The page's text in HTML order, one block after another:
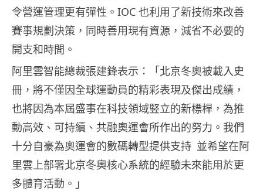
令營運管理更有彈性。IOC 也利用了新技術來改善
賽事規劃決策，同時善用現有資源，減省不必要的
開支和時間。
阿里雲智能總裁張建鋒表示：「北京冬奧被載入史
冊，將不僅因全球運動員的精彩表現及傑出成績，
也將因為本屆盛事在科技領域竪立的新標桿，為推
動高效、可持續、共融奧運會所作出的努力。我們
十分自豪為奧運會的數碼轉型提供支持 並希望在阿
里雲上部署北京冬奧核心系統的經驗未來能用於更
多體育活動。」